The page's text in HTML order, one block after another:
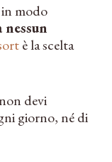
modo
nessun
è la scelta
devi
giorno, né di